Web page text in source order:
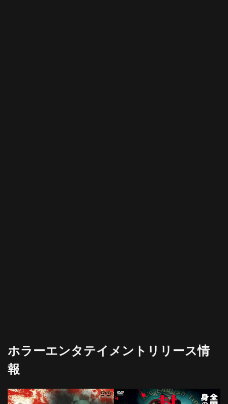
ホラーエンタテイメントリリース情
報